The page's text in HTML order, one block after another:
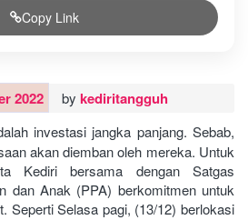
Copy Link
2022 by kediritangguh
investasi jangka panjang. Sebab,
akan diemban oleh mereka. Untuk
Kediri bersama dengan Satgas
dan Anak (PPA) berkomitmen untuk
Seperti Selasa pagi, (13/12) berlokasi